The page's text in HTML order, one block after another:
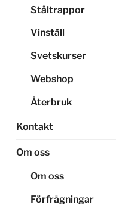
Ståltrappor
Vinställ
Svetskurser
Webshop
Återbruk
Kontakt
Om oss
Om oss
Förfrågningar